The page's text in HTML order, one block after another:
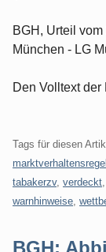
BGH, Urteil
München - LG
Den Volltext
Tags für diesen
marktverhaltensregel
tabakerzv, verdeckt
warnhinweise
BGH: